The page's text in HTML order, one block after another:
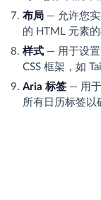
布局 — 允许您
的 HTML 元素的
样式 — 用于设置
CSS 框架，如
Aria 标签 — 用于
所有日历标签以